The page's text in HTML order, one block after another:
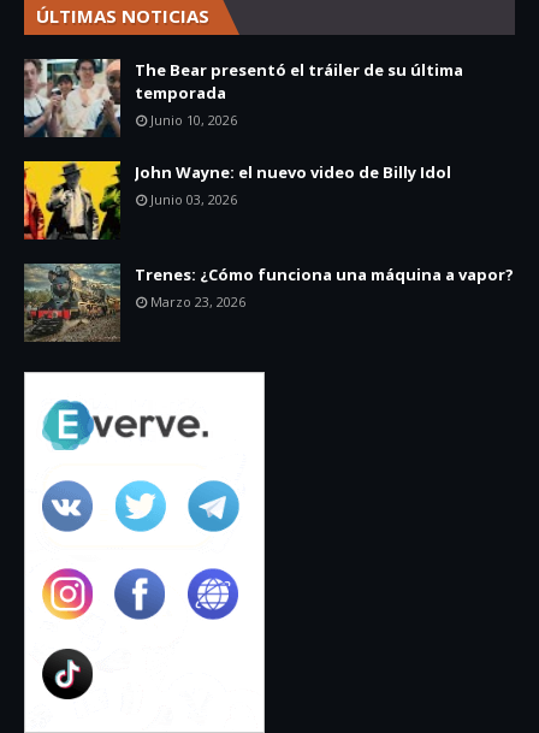
ÚLTIMAS NOTICIAS
The Bear presentó el tráiler de su última
temporada
Junio 10, 2026
John Wayne: el nuevo video de Billy Idol
Junio 03, 2026
Trenes: ¿Cómo funciona una máquina a vapor?
Marzo 23, 2026